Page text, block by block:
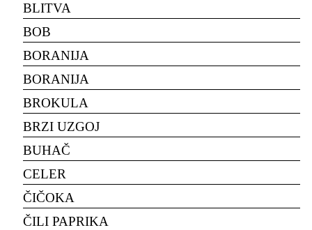
BLITVA
BOB
BORANIJA
BORANIJA
BROKULA
BRZI UZGOJ
BUHAČ
CELER
ČIČOKA
ČILI PAPRIKA